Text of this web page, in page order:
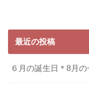
最近の投稿
６月の誕生日＊8月の